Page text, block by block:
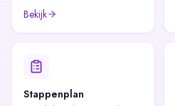
Bekijk
Stappenplan